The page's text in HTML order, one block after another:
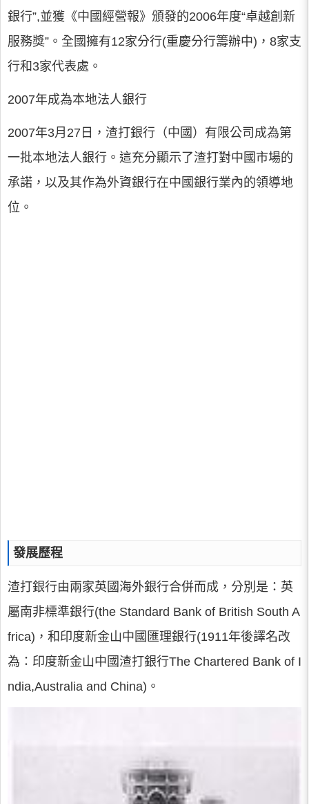
銀行”,並獲《中國經營報》頒發的2006年度“卓越創新
服務獎”。全國擁有12家分行(重慶分行籌辦中)，8家支
行和3家代表處。
2007年成為本地法人銀行
2007年3月27日，渣打銀行（中國）有限公司成為第
一批本地法人銀行。這充分顯示了渣打對中國市場的
承諾，以及其作為外資銀行在中國銀行業內的領導地
位。
發展歷程
渣打銀行由兩家英國海外銀行合併而成，分別是：英
屬南非標準銀行(the Standard Bank of British South A
frica)，和印度新金山中國匯理銀行(1911年後譯名改
為：印度新金山中國渣打銀行The Chartered Bank of I
ndia,Australia and China)。